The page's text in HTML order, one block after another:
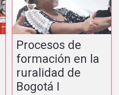
Procesos de
formación en la
ruralidad de
Bogotá I